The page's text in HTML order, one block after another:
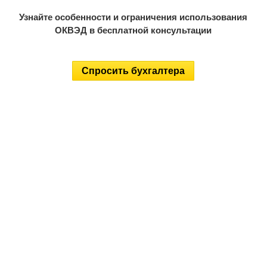
Узнайте особенности и ограничения использования
ОКВЭД в бесплатной консультации
Спросить бухгалтера